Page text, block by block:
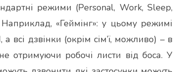
режими (Personal, Work, Sleep,
«Геймінг»: у цьому режимі
всі дзвінки (окрім сім’ї, можливо) – в
отримуючи робочі листи від боса. У